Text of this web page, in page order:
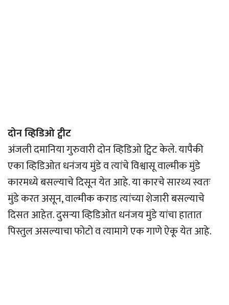
दोन व्हिडिओ ट्वीट
अंजली दमानिया गुरुवारी दोन व्हिडिओ ट्विट केले. यापैकी
एका व्हिडिओत धनंजय मुंडे व त्यांचे विश्वासू वाल्मीक मुंडे
कारमध्ये बसल्याचे दिसून येत आहे. या कारचे सारथ्य स्वतः
मुंडे करत असून, वाल्मीक कराड त्यांच्या शेजारी बसल्याचे
दिसत आहेत. दुसर्‍या व्हिडिओत धनंजय मुंडे यांचा हातात
पिस्तुल असल्याचा फोटो व त्यामागे एक गाणे ऐकू येत आहे.